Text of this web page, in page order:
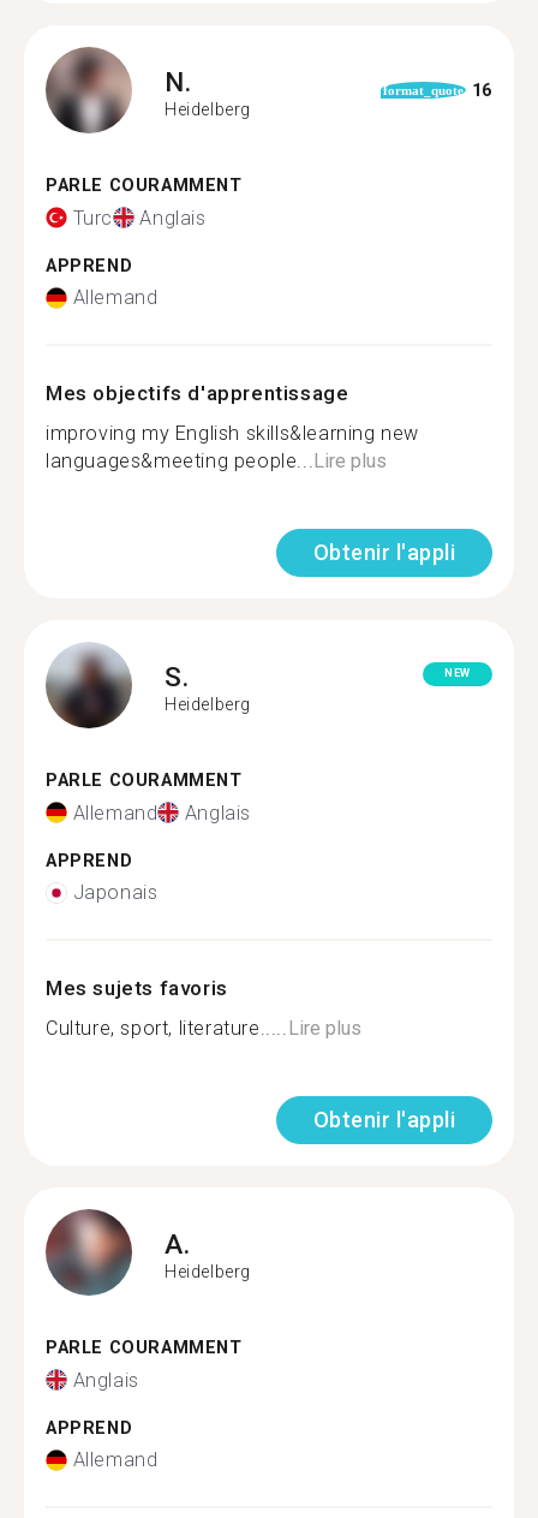
N.
Heidelberg
format_quote 16
PARLE COURAMMENT
Turc Anglais
APPREND
Allemand
Mes objectifs d'apprentissage
improving my English skills&learning new
languages&meeting people...Lire plus
Obtenir l'appli
S.
Heidelberg
NEW
PARLE COURAMMENT
Allemand Anglais
APPREND
Japonais
Mes sujets favoris
Culture, sport, literature.....Lire plus
Obtenir l'appli
A.
Heidelberg
PARLE COURAMMENT
Anglais
APPREND
Allemand